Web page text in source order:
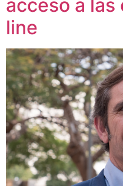
acceso a las
line